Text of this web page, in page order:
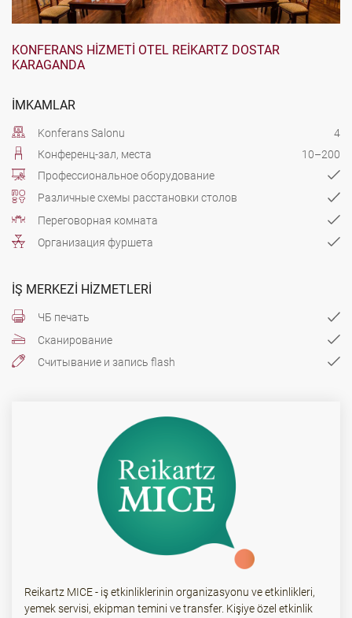
KONFERANS HIZMETI OTEL REIKARTZ DOSTAR
KARAGANDA
İMKAMLAR
Konferans Salonu
4
Конференц-зал, места
10–200
Профессиональное оборудование
Различные схемы расстановки столов
Переговорная комната
Организация фуршета
İŞ MERKEZI HIZMETLERI
ЧБ печать
Сканирование
Считывание и запись flash
Reikartz MICE - iş etkinliklerinin organizasyonu ve etkinlikleri,
yemek servisi, ekipman temini ve transfer. Kişiye özel etkinlik